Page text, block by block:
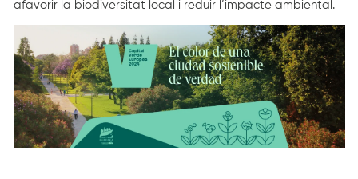
afavorir la biodiversitat local i reduir l’impacte ambiental.